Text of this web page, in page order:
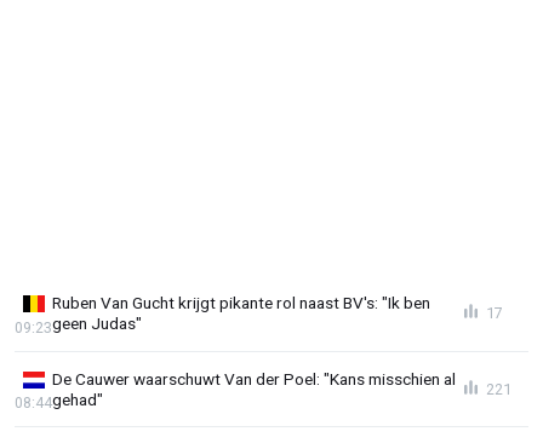
Ruben Van Gucht krijgt pikante rol naast BV's: "Ik ben
geen Judas"
09:23
17
De Cauwer waarschuwt Van der Poel: "Kans misschien al
gehad"
08:44
221